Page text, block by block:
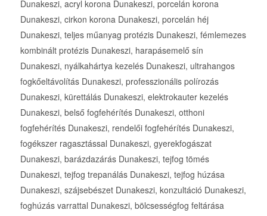
Dunakeszi, acryl korona Dunakeszi, porcelán korona
Dunakeszi, cirkon korona Dunakeszi, porcelán héj
Dunakeszi, teljes műanyag protézis Dunakeszi, fémlemezes
kombinált protézis Dunakeszi, harapásemelő sín
Dunakeszi, nyálkahártya kezelés Dunakeszi, ultrahangos
fogkőeltávolítás Dunakeszi, professzionális polírozás
Dunakeszi, kürettálás Dunakeszi, elektrokauter kezelés
Dunakeszi, belső fogfehérítés Dunakeszi, otthoni
fogfehérítés Dunakeszi, rendelői fogfehérítés Dunakeszi,
fogékszer ragasztással Dunakeszi, gyerekfogászat
Dunakeszi, barázdazárás Dunakeszi, tejfog tömés
Dunakeszi, tejfog trepanálás Dunakeszi, tejfog húzása
Dunakeszi, szájsebészet Dunakeszi, konzultáció Dunakeszi,
foghúzás varrattal Dunakeszi, bölcsességfog feltárása